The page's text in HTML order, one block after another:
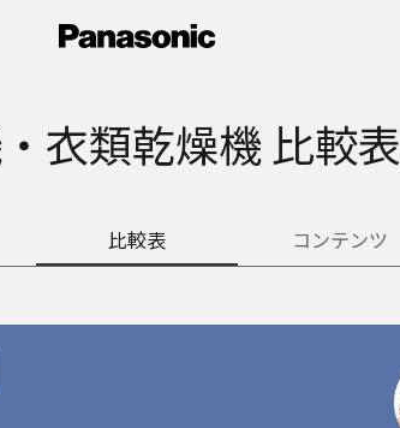
衣類乾燥機 比較表
比較表 コンテンツ